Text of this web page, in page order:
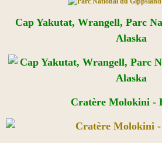
Cap Yakutat, Wrangell, Parc
Alaska
Cratère Molokini -